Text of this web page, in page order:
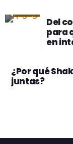
Del
para
en
¿Por qué
juntas?